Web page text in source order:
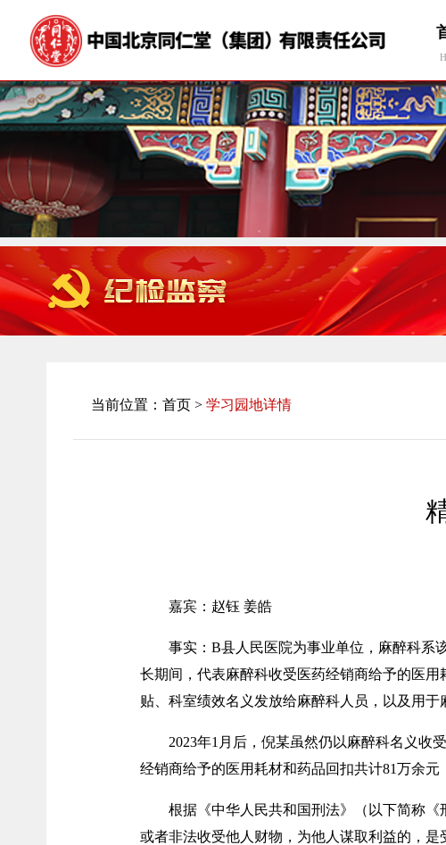
当前位置：首页 > 学习园地详情
嘉宾：赵钰 姜皓
事实：B县人民医院为事业单位，麻醉科系
长期间，代表麻醉科收受医药经销商给予的医
贴、科室绩效名义发放给麻醉科人员，以及用于
2023年1月后，倪某虽然仍以麻醉科名义收
经销商给予的医用耗材和药品回扣共计81万余元
根据《中华人民共和国刑法》（以下简称
或者非法收受他人财物，为他人谋取利益的，